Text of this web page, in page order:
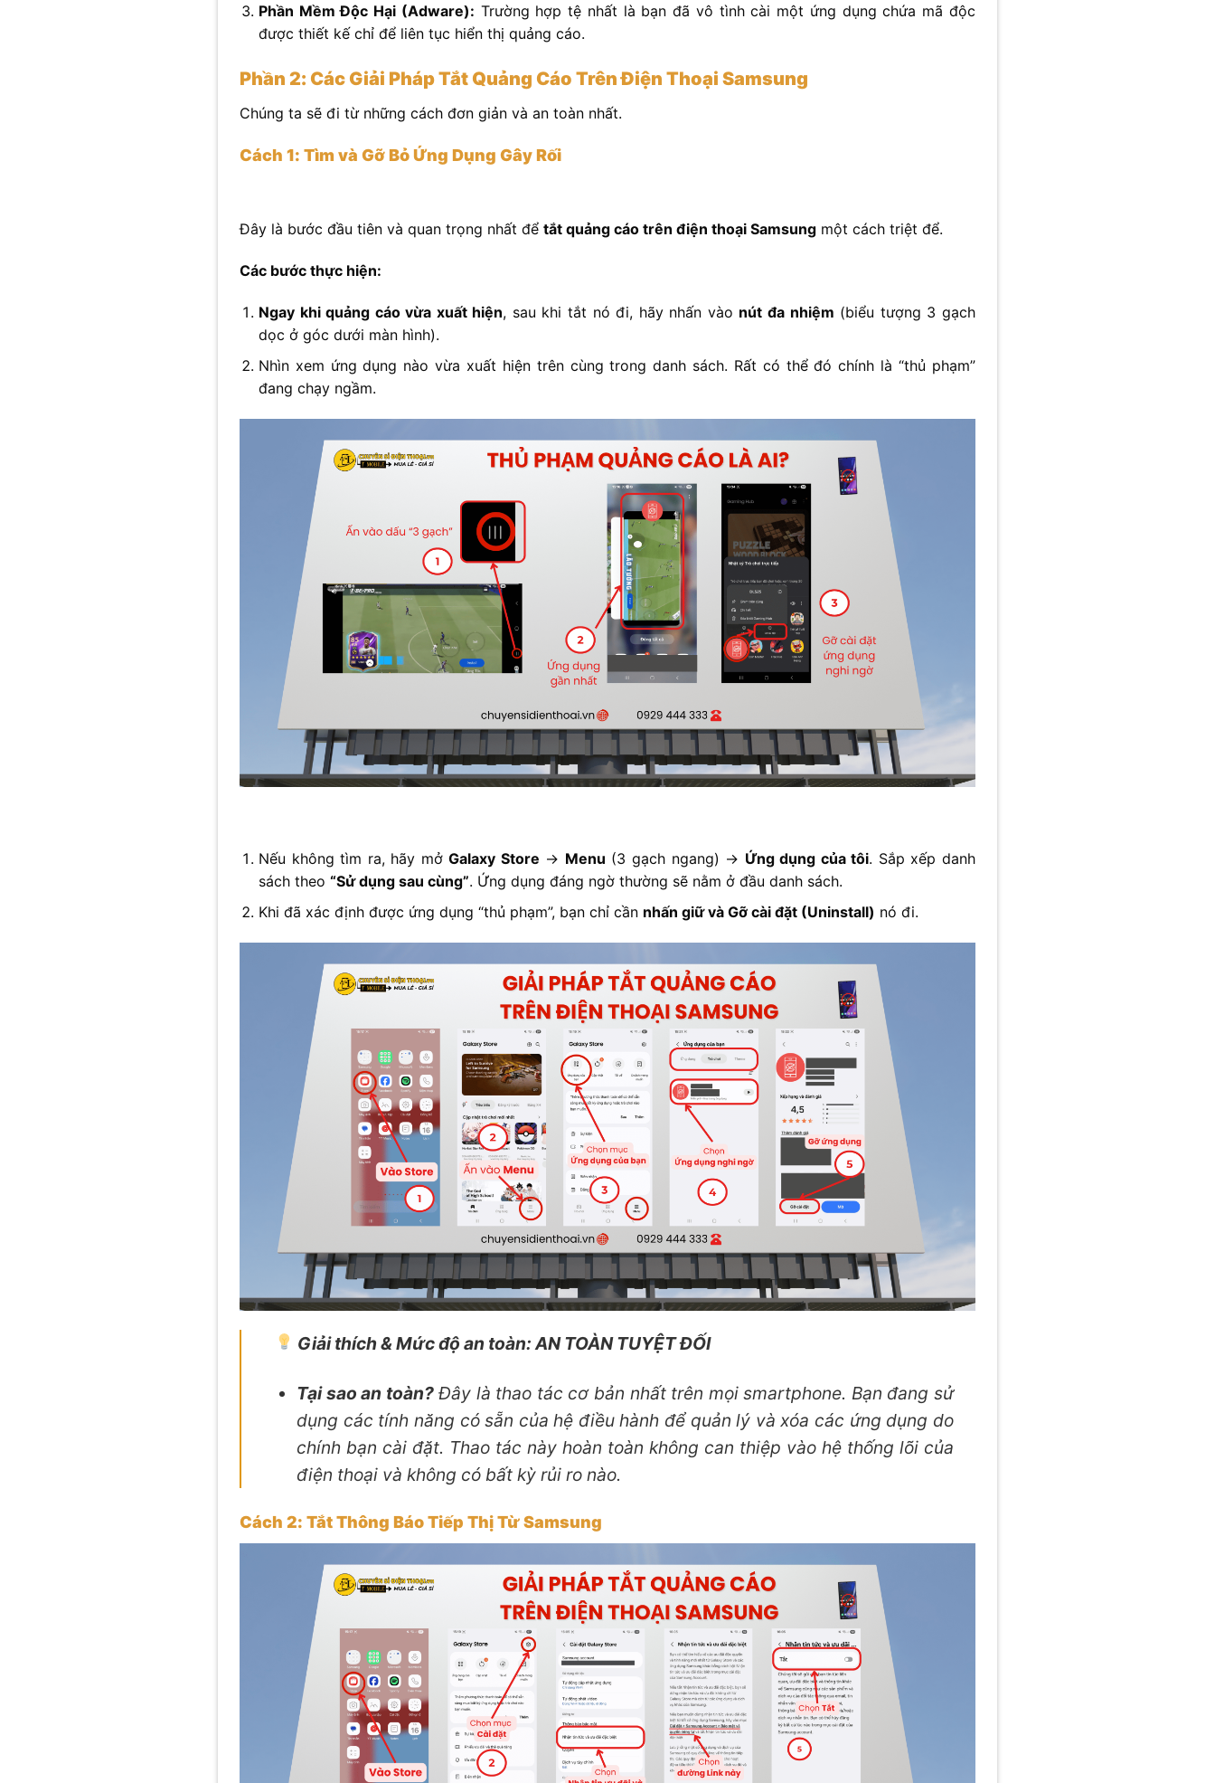
Phần Mềm Độc Hại (Adware): Trường hợp tệ nhất là bạn đã vô tình cài một ứng dụng chứa mã độc
được thiết kế chỉ để liên tục hiển thị quảng cáo.
Phần 2: Các Giải Pháp Tắt Quảng Cáo Trên Điện Thoại Samsung
Chúng ta sẽ đi từ những cách đơn giản và an toàn nhất.
Cách 1: Tìm và Gỡ Bỏ Ứng Dụng Gây Rối
Đây là bước đầu tiên và quan trọng nhất đểtắt quảng cáo trên điện thoại Samsung một cách triệt để.
Các bước thực hiện:
Ngay khi quảng cáo vừa xuất hiện, sau khi tắt nó đi, hãy nhấn vào nút đa nhiệm (biểu tượng 3 gạch
dọc ở góc dưới màn hình).
Nhìn xem ứng dụng nào vừa xuất hiện trên cùng trong danh sách. Rất có thể đó chính là “thủ phạm”
đang chạy ngầm.
Nếu không tìm ra, hãy mởGalaxy Store -> Menu (3 gạch ngang) -> Ứng dụng của tôi. Sắp xếp danh
sách theo “Sử dụng sau cùng”. Ứng dụng đáng ngờ thường sẽ nằm ở đầu danh sách.
Khi đã xác định được ứng dụng “thủ phạm”, bạn chỉ cần nhấn giữ và Gỡ cài đặt (Uninstall) nó đi.
Giải thích & Mức độ an toàn: AN TOÀN TUYỆT ĐỐI
Tại sao an toàn?Đây là thao tác cơ bản nhất trên mọi smartphone. Bạn đang sử
dụng các tính năng có sẵn của hệ điều hành để quản lý và xóa các ứng dụng do
chính bạn cài đặt. Thao tác này hoàn toàn không can thiệp vào hệ thống lõi của
điện thoại và không có bất kỳ rủi ro nào.
Cách 2: Tắt Thông Báo Tiếp Thị Từ Samsung